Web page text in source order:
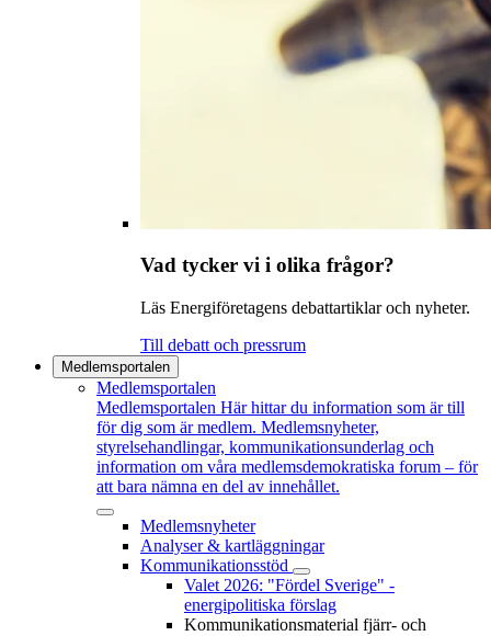
Vad tycker vi i olika frågor?
Läs Energiföretagens debattartiklar och nyheter.
Till debatt och pressrum
Medlemsportalen
Medlemsportalen
Medlemsportalen Här hittar du information som är till
för dig som är medlem. Medlemsnyheter,
styrelsehandlingar, kommunikationsunderlag och
information om våra medlemsdemokratiska forum – för
att bara nämna en del av innehållet.
Medlemsnyheter
Analyser & kartläggningar
Kommunikationsstöd
Valet 2026: "Fördel Sverige" -
energipolitiska förslag
Kommunikationsmaterial fjärr- och